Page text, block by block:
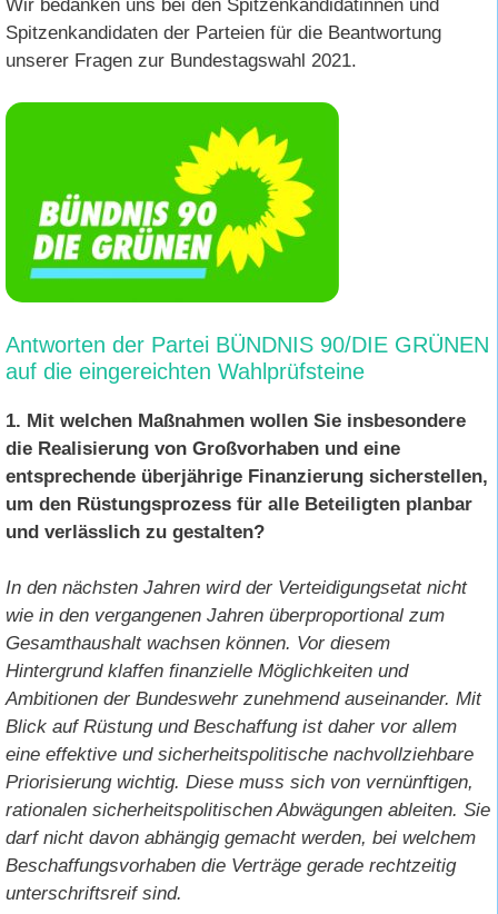
Wir bedanken uns bei den Spitzenkandidatinnen und
Spitzenkandidaten der Parteien für die Beantwortung
unserer Fragen zur Bundestagswahl 2021.
Antworten der Partei BÜNDNIS 90/DIE GRÜNEN
auf die eingereichten Wahlprüfsteine
1. Mit welchen Maßnahmen wollen Sie insbesondere
die Realisierung von Großvorhaben und eine
entsprechende überjährige Finanzierung sicherstellen,
um den Rüstungsprozess für alle Beteiligten planbar
und verlässlich zu gestalten?
In den nächsten Jahren wird der Verteidigungsetat nicht
wie in den vergangenen Jahren überproportional zum
Gesamthaushalt wachsen können. Vor diesem
Hintergrund klaffen finanzielle Möglichkeiten und
Ambitionen der Bundeswehr zunehmend auseinander. Mit
Blick auf Rüstung und Beschaffung ist daher vor allem
eine effektive und sicherheitspolitische nachvollziehbare
Priorisierung wichtig. Diese muss sich von vernünftigen,
rationalen sicherheitspolitischen Abwägungen ableiten. Sie
darf nicht davon abhängig gemacht werden, bei welchem
Beschaffungsvorhaben die Verträge gerade rechtzeitig
unterschriftsreif sind.